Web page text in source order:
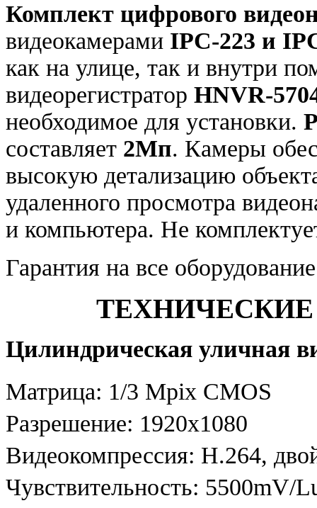
Комплект цифрового
видеокамерами IPC-223 и
как на улице, так и внутри
видеорегистратор HNVR-
необходимое для установки.
составляет 2Мп. Камеры
высокую детализацию
удаленного просмотра
и компьютера. Не
Гарантия на все
Цилиндрическая уличная
Матрица: 1/3 Mpix CMOS
Разрешение: 1920х1080
Видеокомпрессия: Н.264,
Чувствительность: 5500mV/